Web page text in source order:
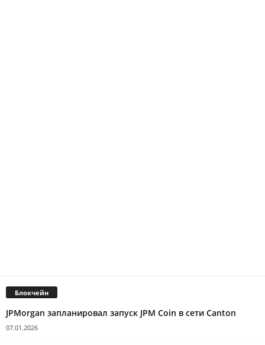
Блокчейн
JPMorgan запланировал запуск JPM Coin в сети Canton
07.01.2026